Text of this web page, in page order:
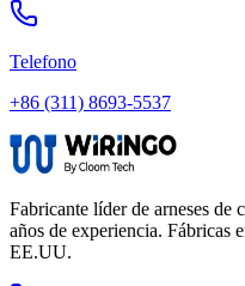
Telefono
+86 (311) 8693-5537
Fabricante líder de arneses de
años de experiencia. Fábricas
EE.UU.